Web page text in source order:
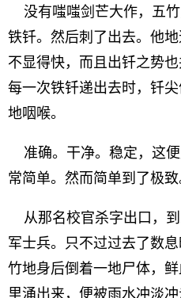
没有嗤嗤剑芒大作，五
铁钎。然后刺了出去。他
不显得快，而且出钎之势
每一次铁钎递出去时，钎
地咽喉。
准确。干净。稳定，这
常简单。然而简单到了极致
从那名校官杀字出口，
军士兵。只不过过去了数
竹地身后倒着一地尸体，
里涌出来，便被雨水冲淡冲